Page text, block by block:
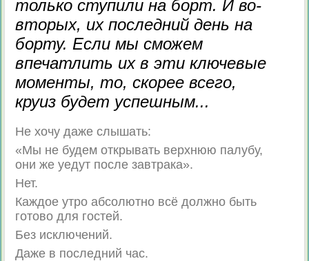
только ступили на борт. И во-
вторых, их последний день на
борту. Если мы сможем
впечатлить их в эти ключевые
моменты, то, скорее всего,
круиз будет успешным...
Не хочу даже слышать:
«Мы не будем открывать верхнюю палубу,
они же уедут после завтрака».
Нет.
Каждое утро абсолютно всё должно быть
готово для гостей.
Без исключений.
Даже в последний час.